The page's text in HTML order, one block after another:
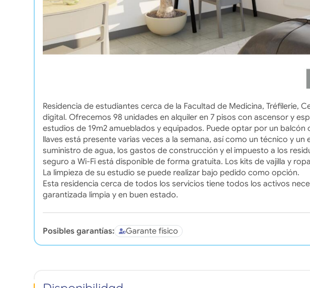
Residencia de estudiantes cerca de la Facultad de Medicina, Tréfilerie,
digital. Ofrecemos 98 unidades en alquiler en 7 pisos con ascensor y
estudios de 19m2 amueblados y equipados. Puede optar por un balcón
llaves está presente varias veces a la semana, así como un técnico y un
suministro de agua, los gastos de construcción y el impuesto a los
seguro a Wi-Fi está disponible de forma gratuita. Los kits de vajilla y
La limpieza de su estudio se puede realizar bajo pedido como opción.
Esta residencia cerca de todos los servicios tiene todos los activos
garantizada limpia y en buen estado.
Posibles garantías: Garante físico